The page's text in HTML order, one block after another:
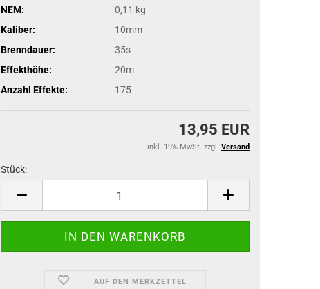
NEM:
0,11 kg
Kaliber:
10mm
Brenndauer:
35s
Effekthöhe:
20m
Anzahl Effekte:
175
13,95 EUR
inkl. 19% MwSt. zzgl. Versand
Stück:
Stück
AUF DEN MERKZETTEL